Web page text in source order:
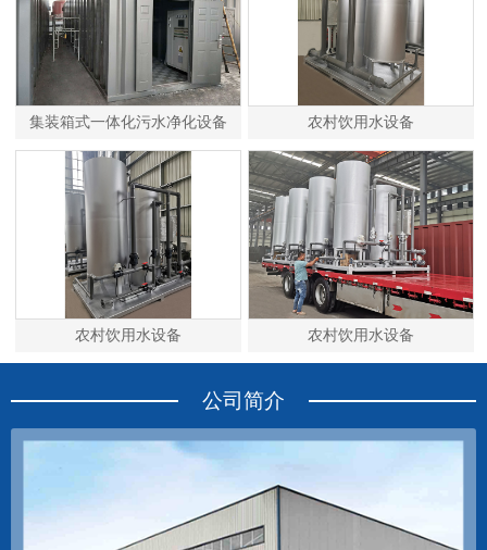
集装箱式一体化污水净化设备 农村饮用水设备
农村饮用水设备 农村饮用水设备
公司简介